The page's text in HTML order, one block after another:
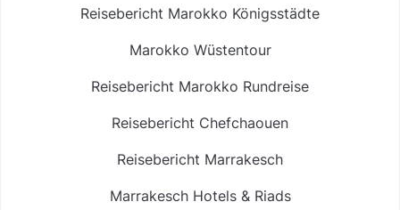
Reisebericht Marokko Königsstädte
Marokko Wüstentour
Reisebericht Marokko Rundreise
Reisebericht Chefchaouen
Reisebericht Marrakesch
Marrakesch Hotels & Riads